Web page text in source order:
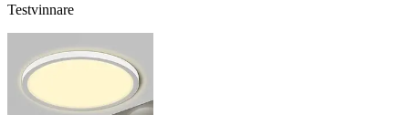
Testvinnare